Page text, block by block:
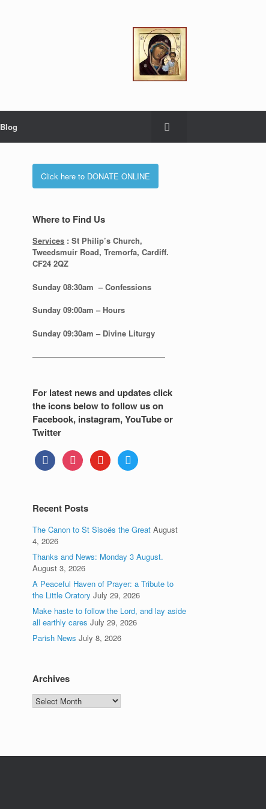
Blog
Click here to DONATE ONLINE
Where to Find Us
Services : St Philip’s Church,
Tweedsmuir Road, Tremorfa, Cardiff.
CF24 2QZ
Sunday 08:30am – Confessions
Sunday09:00am – Hours
Sunday09:30am – Divine Liturgy
—————————————————
For latest news and updates click
the icons below to follow us on
Facebook, instagram, YouTube or
Twitter
facebookinstagramyoutube twitter
Recent Posts
The Canon to St Sisoës the Great August
4, 2026
Thanks and News: Monday 3 August.
August 3, 2026
A Peaceful Haven of Prayer: a Tribute to
the Little Oratory July 29, 2026
Make haste to follow the Lord, and lay aside
all earthly cares July 29, 2026
Parish News July 8, 2026
Archives
Archives